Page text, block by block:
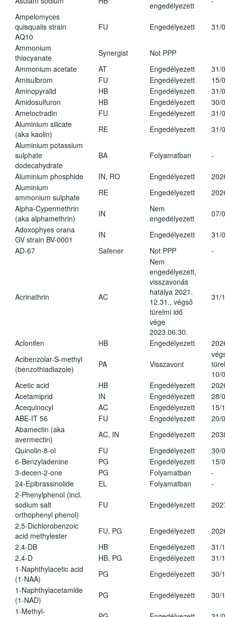
engedélyezett
Ampelomyces
quisqualis strain
AQ10
FU Engedélyezett 31/
Ammonium
thiocyanate
Synergist
Not PPP
Ammonium acetate
AT Engedélyezett
31/
Amisulbrom
FU Engedélyezett
15/
Aminopyralid
HB Engedélyezett
31/
Amidosulfuron
HB Engedélyezett
30/
Ametoctradin
FU Engedélyezett
31/
Aluminium silicate
(aka kaolin)
RE Engedélyezett
31/
Aluminium potassium
sulphate
dodecahydrate
BA Folyamatban -
Aluminium phosphide IN, RO Engedélyezett
Aluminium
ammonium sulphate
RE Engedélyezett
Alpha-Cypermethrin
(aka alphamethrin)
IN
Nem
engedélyezett
07/
Adoxophyes orana
GV strain BV-0001
IN Engedélyezett
31/
AD-67
Safener Not PPP -
Acrinathrin AC
Nem
engedélyezett,
visszavonás
hatálya 2021.
12.31., végső
türelmi idő
vége
2023.06.30.
31/
Aclonifen HB Engedélyezett
Acibenzolar-S-methyl
(benzothiadiazole)
PA Visszavont
10/
Acetic acid
HB Engedélyezett
Acetamiprid
IN Engedélyezett
28/
Acequinocyl
AC Engedélyezett
15/
ABE-IT 56
FU Engedélyezett
20/
Abamectin (aka
avermectin)
AC, IN Engedélyezett
Quinolin-8-ol
FU Engedélyezett
30/
6-Benzyladenine
PG Engedélyezett
15/
3-decen-2-one
PG Folyamatban
-
24-Epibrassinolide
EL Folyamatban
-
2-Phenylphenol (incl.
sodium salt
orthophenyl phenol)
FU Engedélyezett
2,5-Dichlorobenzoic
acid methylester
FU, PG Engedélyezett
2,4-DB
HB Engedélyezett
31/
2,4-D
HB, PG Engedélyezett
31/
1-Naphthylacetic acid
(1-NAA)
PG Engedélyezett
30/
1-Naphthylacetamide
(1-NAD)
PG Engedélyezett
30/
1-Methyl-